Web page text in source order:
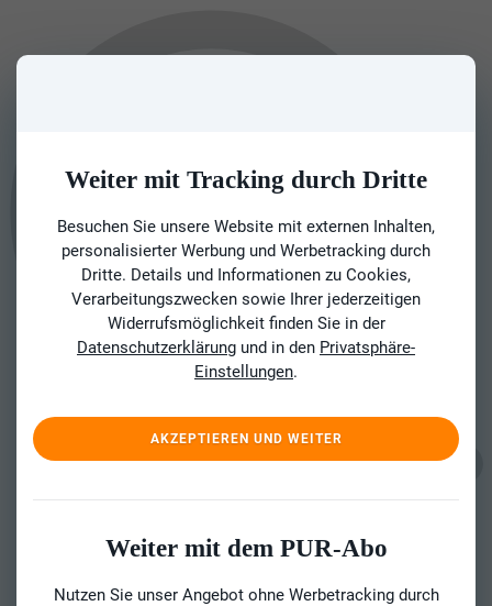
Weiter mit Tracking durch Dritte
Besuchen Sie unsere Website mit externen Inhalten,
personalisierter Werbung und Werbetracking durch
Dritte. Details und Informationen zu Cookies,
Verarbeitungszwecken sowie Ihrer jederzeitigen
Widerrufsmöglichkeit finden Sie in der
Datenschutzerklärung und in den Privatsphäre-
Einstellungen.
AKZEPTIEREN UND WEITER
Weiter mit dem PUR-Abo
Nutzen Sie unser Angebot ohne Werbetracking durch